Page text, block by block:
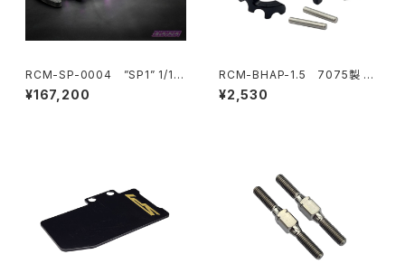
RCM-SP-0004 ”SP1” 1/10
電動オンロードツーリングカー
キット HARA リミテッドエディシ
¥167,200
RCM-BHAP-1.5 7075製 ウ
ルトラライトボディハイトアジャ
スター6mmポスト-1.5mmピン
¥2,530